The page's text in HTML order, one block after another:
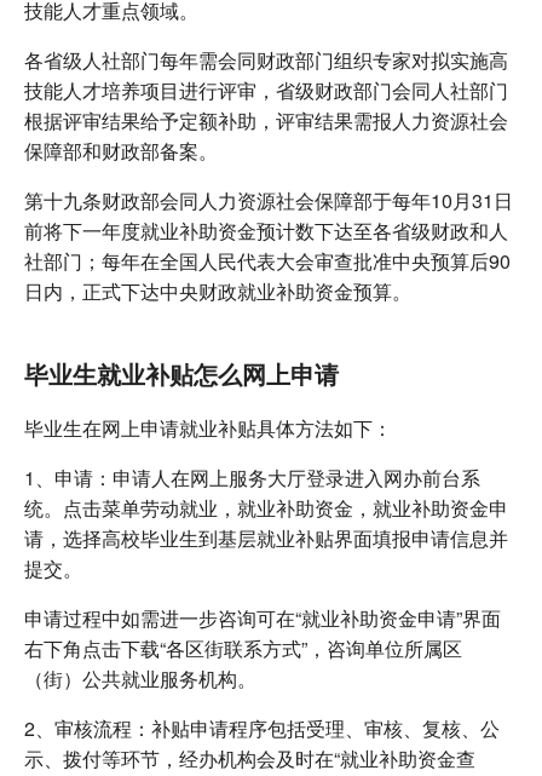
技能人才重点领域。
各省级人社部门每年需会同财政部门组织专家对拟实施高
技能人才培养项目进行评审，省级财政部门会同人社部门
根据评审结果给予定额补助，评审结果需报人力资源社会
保障部和财政部备案。
第十九条财政部会同人力资源社会保障部于每年10月31日
前将下一年度就业补助资金预计数下达至各省级财政和人
社部门；每年在全国人民代表大会审查批准中央预算后90
日内，正式下达中央财政就业补助资金预算。
毕业生就业补贴怎么网上申请
毕业生在网上申请就业补贴具体方法如下：
1、申请：申请人在网上服务大厅登录进入网办前台系
统。点击菜单劳动就业，就业补助资金，就业补助资金申
请，选择高校毕业生到基层就业补贴界面填报申请信息并
提交。
申请过程中如需进一步咨询可在“就业补助资金申请”界面
右下角点击下载“各区街联系方式”，咨询单位所属区
（街）公共就业服务机构。
2、审核流程：补贴申请程序包括受理、审核、复核、公
示、拨付等环节，经办机构会及时在“就业补助资金查